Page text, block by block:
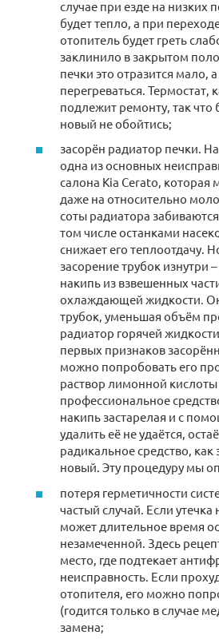
случае при езде на низких
будет тепло, а при
отопитель будет греть
заклинило в закрытом
печки это отразится мало,
перегреваться. Термостат,
подлежит ремонту, так что
новый не обойтись;
засорён радиатор печки.
одна из основных
салона Kia Cerato, которая
даже на относительно
соты радиатора
том числе останками
снижает его теплоотдачу.
засорение трубок изнутри
накипь из взвешенных
охлаждающей жидкости.
трубок, уменьшая объём
радиатор горячей
первых признаков
можно попробовать его
раствор лимонной
профессиональное
накипь застарелая и с
удалить её не удаётся,
радикальное средство,
новый. Эту процедуру мы
потеря герметичности
частый случай. Если утечка
может длительное время
незамеченной. Здесь
место, где подтекает
неисправность. Если
отопителя, его можно
(годится только в случае
замена;